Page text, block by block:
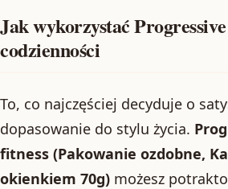
Jak wykorzystać
codzienności
To, co najczęściej decyduje o
dopasowanie do stylu życia.
fitness (Pakowanie ozdobne,
okienkiem 70g) możesz